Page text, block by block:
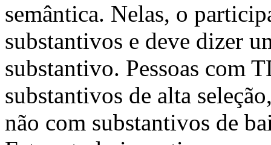
semântica. Nelas, o
substantivos e deve dizer
substantivo. Pessoas com
substantivos de alta
não com substantivos de